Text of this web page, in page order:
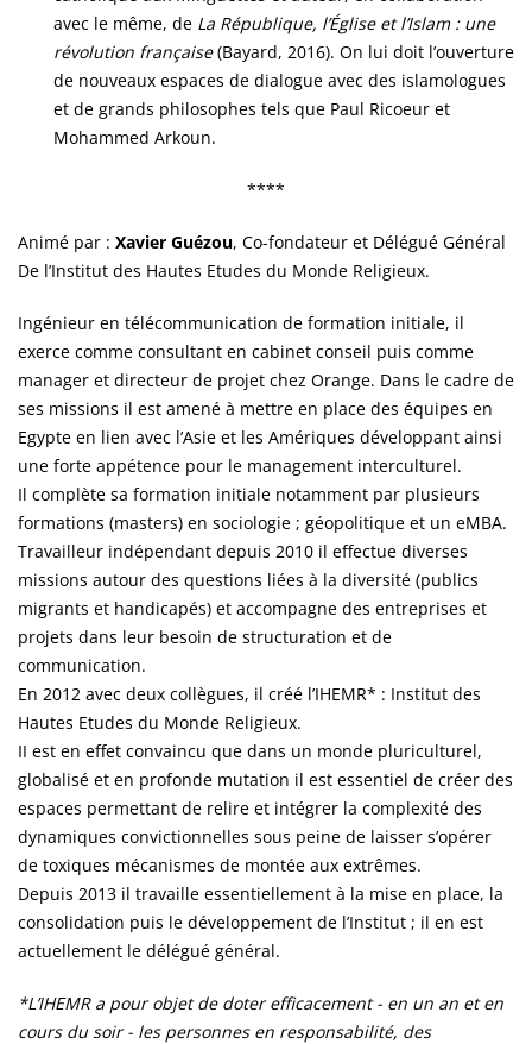
avec le même, de La République, l’Église et l’Islam : une
révolution française(Bayard, 2016). On lui doit l’ouverture
de nouveaux espaces de dialogue avec des islamologues
et de grands philosophes tels que Paul Ricoeur et
Mohammed Arkoun.
****
Animé par : Xavier Guézou, Co-fondateur et Délégué Général
De l’Institut des Hautes Etudes du Monde Religieux.
Ingénieur en télécommunication de formation initiale, il
exerce comme consultant en cabinet conseil puis comme
manager et directeur de projet chez Orange. Dans le cadre de
ses missions il est amené à mettre en place des équipes en
Egypte en lien avec l’Asie et les Amériques développant ainsi
une forte appétence pour le management interculturel.
Il complète sa formation initiale notamment par plusieurs
formations (masters) en sociologie ; géopolitique et un eMBA.
Travailleur indépendant depuis 2010 il effectue diverses
missions autour des questions liées à la diversité (publics
migrants et handicapés) et accompagne des entreprises et
projets dans leur besoin de structuration et de
communication.
En 2012 avec deux collègues, il créé l’IHEMR* : Institut des
Hautes Etudes du Monde Religieux.
II est en effet convaincu que dans un monde pluriculturel,
globalisé et en profonde mutation il est essentiel de créer des
espaces permettant de relire et intégrer la complexité des
dynamiques convictionnelles sous peine de laisser s’opérer
de toxiques mécanismes de montée aux extrêmes.
Depuis 2013 il travaille essentiellement à la mise en place, la
consolidation puis le développement de l’Institut ; il en est
actuellement le délégué général.
*L’IHEMR a pour objet de doter efficacement - en un an et en
cours du soir - les personnes en responsabilité, des